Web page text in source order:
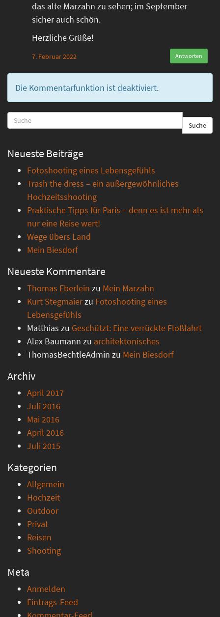
das alte Marzahn zu sehen; im September
sicher auch schön.
Herzliche Grüße!
7. Februar 2022 Antworten
Die Kommentarfunktion ist deaktiviert.
Suche
Neueste Beiträge
Fotoshooting eines Lebensgefühls
Trash the dress – ein außergewöhnliches
Hochzeitsshooting
Praktische Tipps für Paris – denn es ist mehr als
nur eine Reise wert!
Wege übers Land
Mein Biesdorf
Neueste Kommentare
Thomas Eberlein zu Mein Marzahn
Kurt Stegmaierzu Fotoshooting eines
Lebensgefühls
Matthias zu Geschützt: Eine verrückte Floßfahrt
Alex Baumann zu architektonisches
ThomasBechtleAdmin zu Mein Biesdorf
Archiv
April 2017
Juli 2016
Mai 2016
April 2016
Juli 2015
Kategorien
Allgemein
Hochzeit
Outdoor
Privat
Reisen
Shooting
Meta
Anmelden
Eintrags-Feed